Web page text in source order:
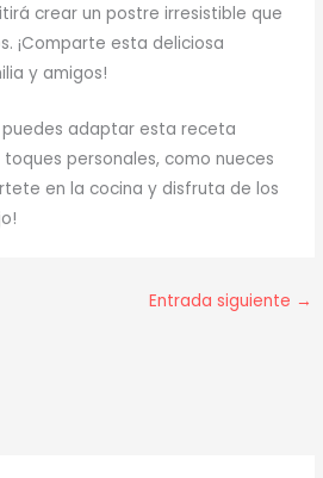
crear un postre irresistible que
¡Comparte esta deliciosa
y amigos!
adaptar esta receta
personales, como nueces
en la cocina y disfruta de los
Entrada siguiente →